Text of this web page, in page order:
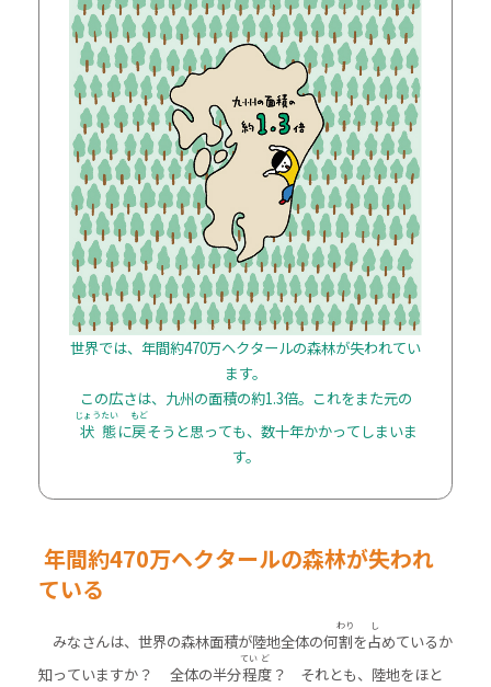
世界では、年間約470万ヘクタールの森林が失われてい
ます。
この広さは、九州の面積の約1.3倍。これをまた元の
状
じょう
態
たい
に戻
もど
そうと思っても、数十年かかってしまいま
す。
年間約470万ヘクタールの森林が失われ
ている
みなさんは、世界の森林面積が陸地全体の何割
わり
を占
し
めているか
知っていますか？ 全体の半分程
てい
度
ど
？ それとも、陸地をほと